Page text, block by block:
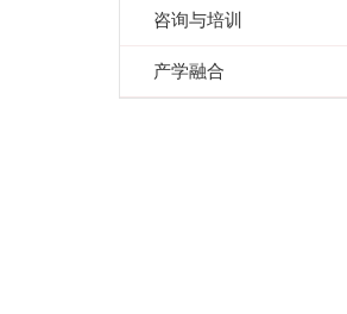
咨询与培训
产学融合